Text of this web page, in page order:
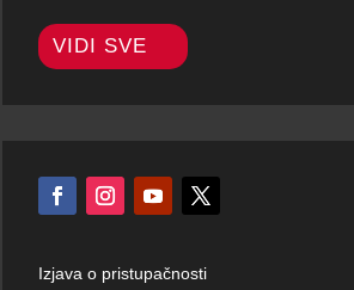
VIDI SVE
Izjava o pristupačnosti